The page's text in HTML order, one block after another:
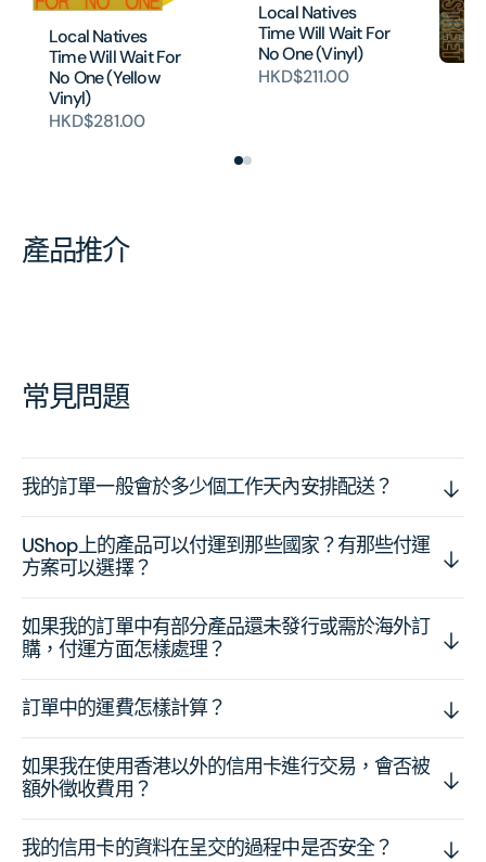
Local Natives
Time Will Wait For
No One (Yellow
Vinyl)
HKD$281.00
Local Natives
Time Will Wait For
No One (Vinyl)
HKD$211.00
產品推介
常見問題
我的訂單一般會於多少個工作天內安排配送？
UShop上的產品可以付運到那些國家？有那些付運
方案可以選擇？
如果我的訂單中有部分產品還未發行或需於海外訂
購，付運方面怎樣處理？
訂單中的運費怎樣計算？
如果我在使用香港以外的信用卡進行交易，會否被
額外徵收費用？
我的信用卡的資料在呈交的過程中是否安全？